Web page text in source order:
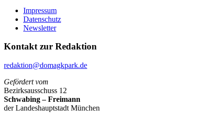
Impressum
Datenschutz
Newsletter
Kontakt zur Redaktion
redaktion@domagkpark.de
Gefördert vom
Bezirksausschuss 12
Schwabing – Freimann
der Landeshauptstadt München